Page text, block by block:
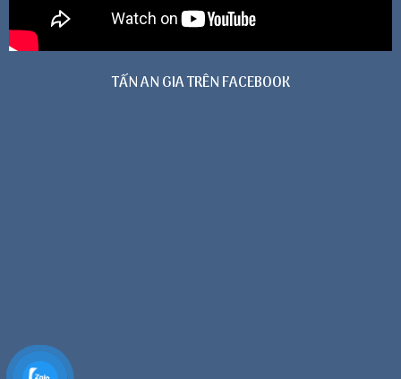
TẤN AN GIA TRÊN FACEBOOK